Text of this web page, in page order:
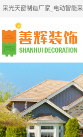
采光天窗制造厂家_电动智能采